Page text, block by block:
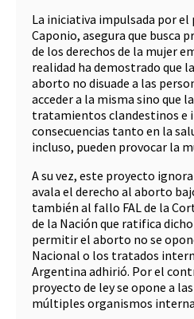
La iniciativa impulsada por
Caponio, asegura que busca
de los derechos de la mujer
realidad ha demostrado que
aborto no disuade a las
acceder a la misma sino que
tratamientos clandestinos e
consecuencias tanto en la
incluso, pueden provocar la
A su vez, este proyecto
avala el derecho al aborto
también al fallo FAL de la
de la Nación que ratifica
permitir el aborto no se
Nacional o los tratados
Argentina adhirió. Por el
proyecto de ley se opone a
múltiples organismos